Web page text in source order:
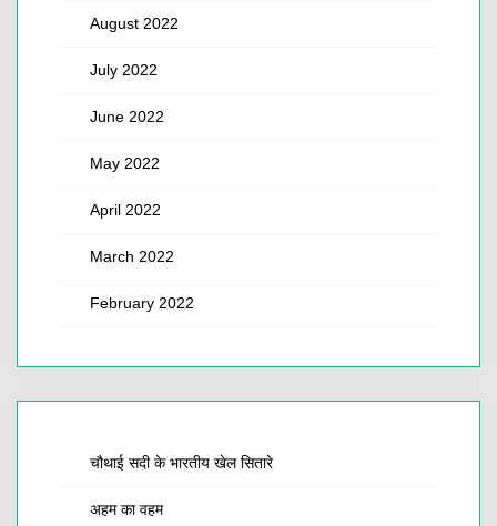
August 2022
July 2022
June 2022
May 2022
April 2022
March 2022
February 2022
चौथाई सदी के भारतीय खेल सितारे
अहम का वहम